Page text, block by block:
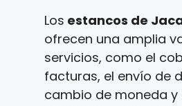
Los estancos de
ofrecen una amplia
servicios, como el
facturas, el envío de
cambio de moneda y